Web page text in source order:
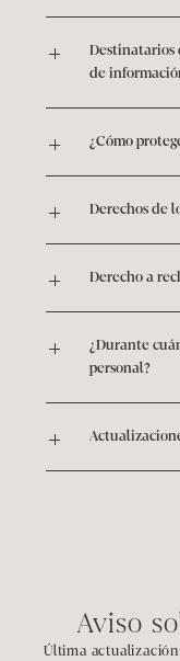
Destinatarios
de
¿Cómo
Derechos de
Derecho a
¿Durante
personal?
Aviso
Última